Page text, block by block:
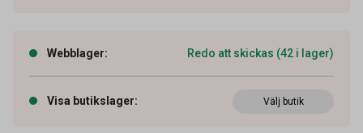
Webblager: Redo att skickas (42 i lager)
Visa butikslager: Välj butik